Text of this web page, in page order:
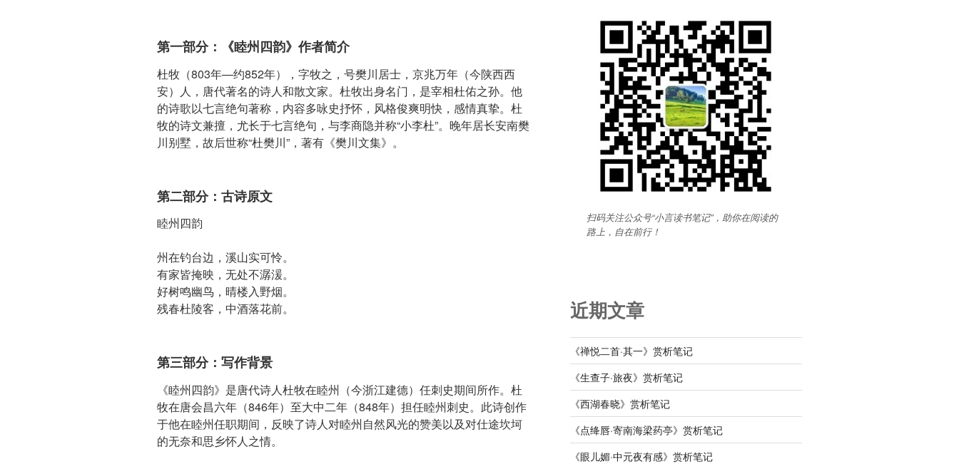
第一部分：《睦州四韵》作者简介
杜牧（803年—约852年），字牧之，号樊川居士，京兆万年（今陕西西
安）人，唐代著名的诗人和散文家。杜牧出身名门，是宰相杜佑之孙。他
的诗歌以七言绝句著称，内容多咏史抒怀，风格俊爽明快，感情真挚。杜
牧的诗文兼擅，尤长于七言绝句，与李商隐并称“小李杜”。晚年居长安南樊
川别墅，故后世称“杜樊川”，著有《樊川文集》。
第二部分：古诗原文
睦州四韵
州在钓台边，溪山实可怜。
有家皆掩映，无处不潺湲。
好树鸣幽鸟，晴楼入野烟。
残春杜陵客，中酒落花前。
第三部分：写作背景
《睦州四韵》是唐代诗人杜牧在睦州（今浙江建德）任刺史期间所作。杜
牧在唐会昌六年（846年）至大中二年（848年）担任睦州刺史。此诗创作
于他在睦州任职期间，反映了诗人对睦州自然风光的赞美以及对仕途坎坷
的无奈和思乡怀人之情。
扫码关注公众号“小言读书笔记”，助你在阅读的
路上，自在前行！
近期文章
《禅悦二首·其一》赏析笔记
《生查子·旅夜》赏析笔记
《西湖春晓》赏析笔记
《点绛唇·寄南海梁药亭》赏析笔记
《眼儿媚·中元夜有感》赏析笔记